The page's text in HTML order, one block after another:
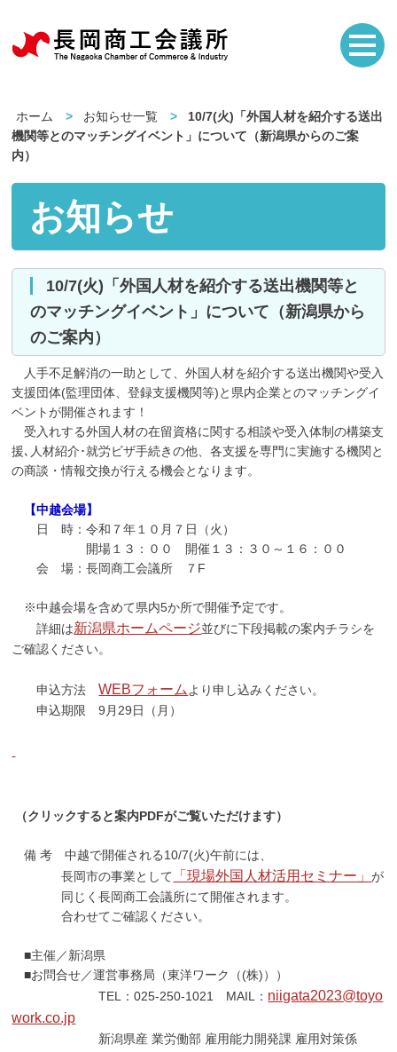
ホーム お知らせ一覧
10/7(火)「外国人材を紹介する送出
機関等とのマッチングイベント」について（新潟県からのご案
内）
お知らせ
10/7(火)「外国人材を紹介する送出機関等と
のマッチングイベント」について（新潟県から
のご案内）
人手不足解消の一助として、外国人材を紹介する送出機関や受入
支援団体(監理団体、登録支援機関等)と県内企業とのマッチングイ
ベントが開催されます！
受入れする外国人材の在留資格に関する相談や受入体制の構築支
援､人材紹介･就労ビザ手続きの他、各支援を専門に実施する機関と
の商談・情報交換が行える機会となります。
【中越会場】
日 時：令和７年１０月７日（火）
開場１３：００ 開催１３：３０～１６：００
会 場：長岡商工会議所 ７F
※中越会場を含めて県内5か所で開催予定です。
詳細は新潟県ホームページ並びに下段掲載の案内チラシを
ご確認ください。
申込方法WEBフォーム より申し込みください。
申込期限 9月29日（月）
（クリックすると案内PDFがご覧いただけます）
備 考 中越で開催される10/7(火)午前には、
長岡市の事業として
「現場外国人材活用セミナー」が
同じく長岡商工会議所にて開催されます。
合わせてご確認ください。
■主催／新潟県
■お問合せ／運営事務局（東洋ワーク（(株)））
TEL：025-250-1021 MAIL： niigata2023@toyo
work.co.jp
新潟県産 業労働部 雇用能力開発課 雇用対策係